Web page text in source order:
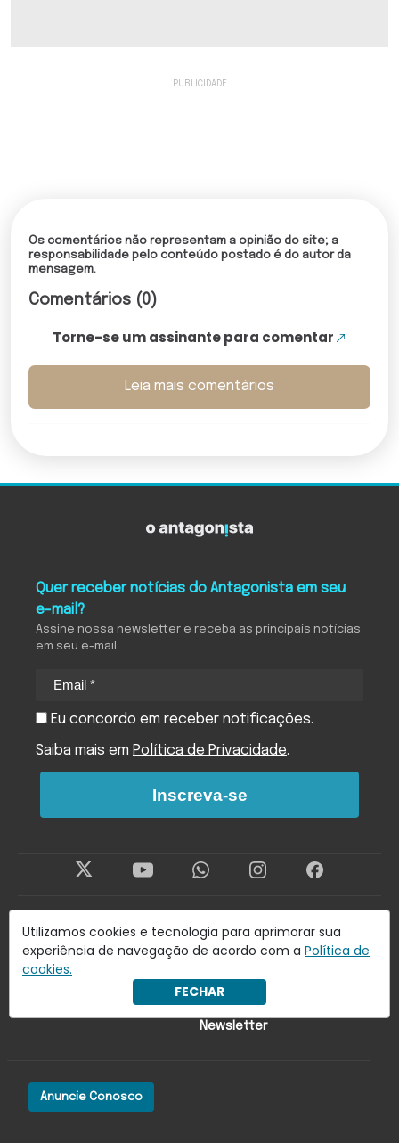
Os comentários não representam a opinião do site; a
responsabilidade pelo conteúdo postado é do autor da
mensagem.
Comentários (0)
Torne-se um assinante para comentar
Leia mais comentários
Utilizamos cookies e tecnologia para aprimorar sua
experiência de navegação de acordo com a Política de
cookies.
FECHAR
Anuncie Conosco
Últimas Notícias
Brasil
Economia
Colunistas
Newsletter
Quer receber notícias do Antagonista em seu
e-mail?
Assine nossa newsletter e receba as principais notícias
em seu e-mail
Eu concordo em receber notificações.
Saiba mais em Política de Privacidade.
Inscreva-se